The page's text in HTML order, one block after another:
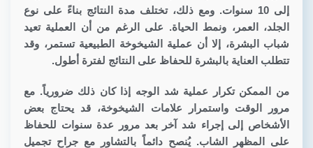
إلى 10 سنوات. ومع ذلك، تختلف مدة النتائج بناءً على نوع
الجلد، العمر، ونمط الحياة. على الرغم من أن العملية تعيد
شباب البشرة، إلا أن عملية الشيخوخة الطبيعية تستمر، وقد
تتطلب العناية بالبشرة للحفاظ على النتائج لفترة أطول.
من الممكن تكرار عملية شد الوجه إذا كان ذلك ضرورياً. مع
مرور الوقت واستمرار علامات الشيخوخة، قد يحتاج بعض
الأشخاص إلى إجراء شد آخر بعد مرور عدة سنوات للحفاظ
على المظهر الشاب. يُنصح دائماً بالتشاور مع جراح تجميل